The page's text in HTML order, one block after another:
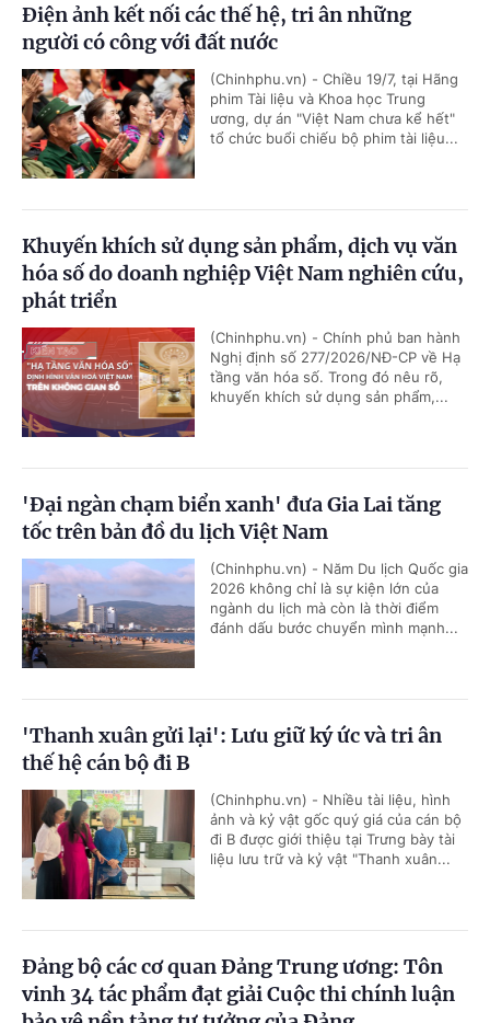
Điện ảnh kết nối các thế hệ, tri ân những
người có công với đất nước
(Chinhphu.vn) - Chiều 19/7, tại Hãng
phim Tài liệu và Khoa học Trung
ương, dự án "Việt Nam chưa kể hết"
tổ chức buổi chiếu bộ phim tài liệu...
Khuyến khích sử dụng sản phẩm, dịch vụ văn
hóa số do doanh nghiệp Việt Nam nghiên cứu,
phát triển
(Chinhphu.vn) - Chính phủ ban hành
Nghị định số 277/2026/NĐ-CP về Hạ
tầng văn hóa số. Trong đó nêu rõ,
khuyến khích sử dụng sản phẩm,...
'Đại ngàn chạm biển xanh' đưa Gia Lai tăng
tốc trên bản đồ du lịch Việt Nam
(Chinhphu.vn) - Năm Du lịch Quốc gia
2026 không chỉ là sự kiện lớn của
ngành du lịch mà còn là thời điểm
đánh dấu bước chuyển mình mạnh...
'Thanh xuân gửi lại': Lưu giữ ký ức và tri ân
thế hệ cán bộ đi B
(Chinhphu.vn) - Nhiều tài liệu, hình
ảnh và kỷ vật gốc quý giá của cán bộ
đi B được giới thiệu tại Trưng bày tài
liệu lưu trữ và kỷ vật "Thanh xuân...
Đảng bộ các cơ quan Đảng Trung ương: Tôn
vinh 34 tác phẩm đạt giải Cuộc thi chính luận